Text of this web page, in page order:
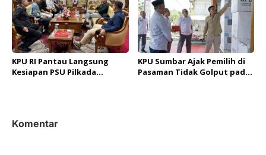
KPU RI Pantau Langsung
Kesiapan PSU Pilkada
KPU Sumbar Ajak Pemilih di
Pasaman Tidak Golput pada
Komentar